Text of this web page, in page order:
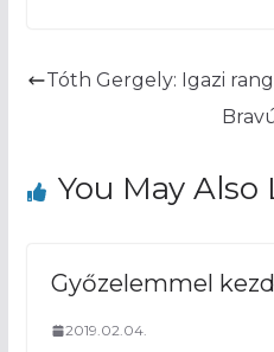
Tóth Gergely: Igazi
You May Also
Győzelemmel
2019.02.04.